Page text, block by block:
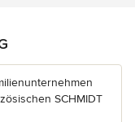
SCHMIDT